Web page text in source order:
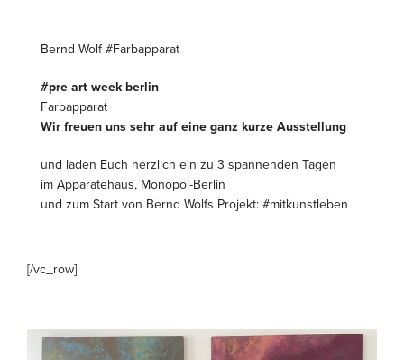
Bernd Wolf #Farbapparat
#pre art week berlin
Farbapparat
Wir freuen uns sehr auf eine ganz kurze Ausstellung
und laden Euch herzlich ein zu 3 spannenden Tagen
im Apparatehaus, Monopol-Berlin
und zum Start von Bernd Wolfs Projekt: #mitkunstleben
[/vc_row]